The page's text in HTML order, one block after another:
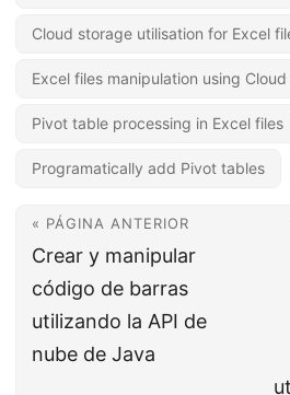
Cloud storage utilisation for Excel
Excel files manipulation using Cloud
Pivot table processing in Excel files
Programatically add Pivot tables
« PÁGINA ANTERIOR
Crear y manipular
código de barras
utilizando la API de
nube de Java